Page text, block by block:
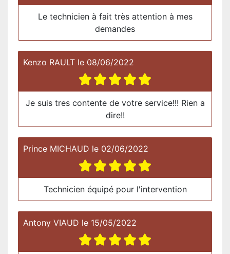
Le technicien à fait très attention à mes
demandes
Kenzo RAULT le 08/06/2022
Je suis tres contente de votre service!!! Rien a
dire!!
Prince MICHAUD le 02/06/2022
Technicien équipé pour l'intervention
Antony VIAUD le 15/05/2022